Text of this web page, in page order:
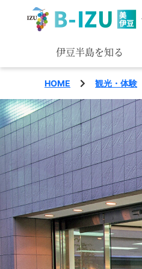
伊豆半島を知る
HOME 観光・体験